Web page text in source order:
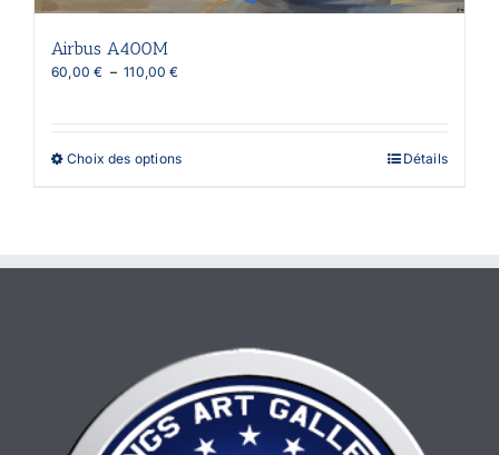
Airbus A400M
60,00€ – 110,00€Plage
Choix des optionsCe
sur
page
du
produit
Détails